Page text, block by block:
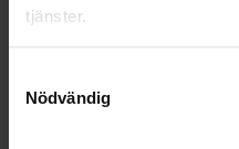
tjänster.
Nödvändig
OHLSSONS REGION MITT